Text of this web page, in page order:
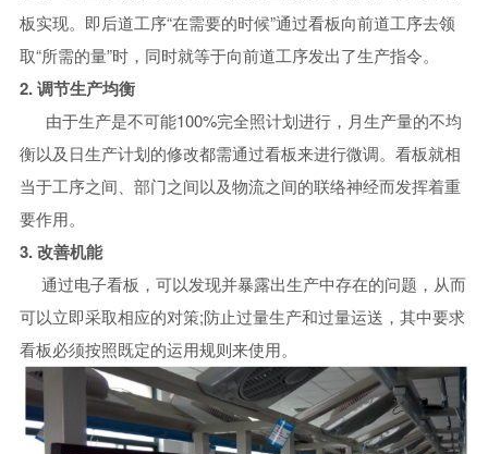
板实现。即后道工序“在需要的时候”通过看板向前道工序去领
取“所需的量”时，同时就等于向前道工序发出了生产指令。
2. 调节生产均衡
由于生产是不可能100%完全照计划进行，月生产量的不均
衡以及日生产计划的修改都需通过看板来进行微调。看板就相
当于工序之间、部门之间以及物流之间的联络神经而发挥着重
要作用。
3. 改善机能
通过电子看板，可以发现并暴露出生产中存在的问题，从而
可以立即采取相应的对策;防止过量生产和过量运送，其中要求
看板必须按照既定的运用规则来使用。